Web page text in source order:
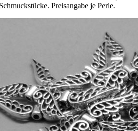
Preisangabe je Perle.